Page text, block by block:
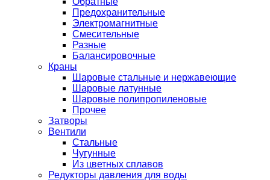
Предохранительные
Электромагнитные
Смесительные
Разные
Балансировочные
Краны
Шаровые стальные и нержавеющие
Шаровые латунные
Шаровые полипропиленовые
Прочее
Затворы
Вентили
Стальные
Чугунные
Из цветных сплавов
Редукторы давления для воды